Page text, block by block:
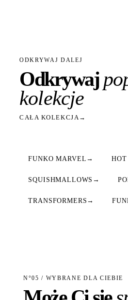
ODKRYWAJ DALEJ
Odkrywaj
kolekcje
CAŁA KOLEKCJA →
FUNKO MARVEL →
SQUISHMALLOWS →
TRANSFORMERS →
N°05 / WYBRANE DLA CIEBIE